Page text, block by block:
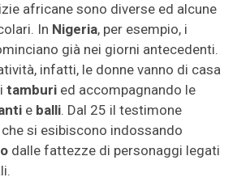
africane sono diverse ed alcune
In Nigeria, per esempio, i
già nei giorni antecedenti.
infatti, le donne vanno di casa
tamburi ed accompagnando le
e balli. Dal 25 il testimone
si esibiscono indossando
dalle fattezze di personaggi legati